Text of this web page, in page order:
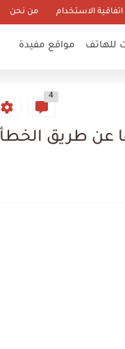
اتفاقية الاستخدام من نحن
للهاتف مواقع مفيدة
4
عن طريق الخطأ